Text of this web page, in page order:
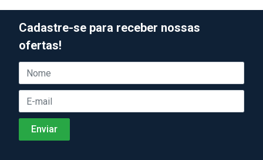
Cadastre-se para receber nossas
ofertas!